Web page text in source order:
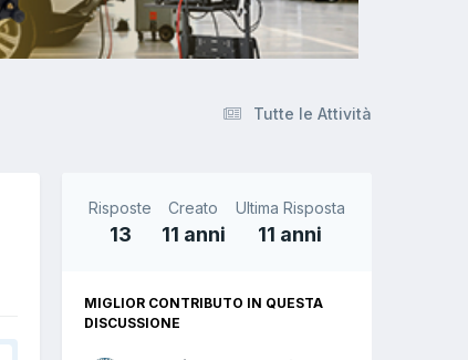
Tutte le Attività
Risposte
13
Creato
11 anni
Ultima Risposta
11 anni
MIGLIOR CONTRIBUTO IN QUESTA
DISCUSSIONE